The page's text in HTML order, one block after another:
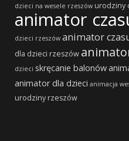
dzieci na wesele rzeszów urodziny
animator
dzieci rzeszów animator
dla dzieci rzeszów
dzieci skręcanie balonów
animator dla dzieci animacja
urodziny rzeszów